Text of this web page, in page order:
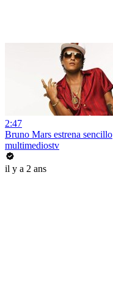
2:47
Bruno Mars estrena sencillo
multimediostv
il y a 2 ans